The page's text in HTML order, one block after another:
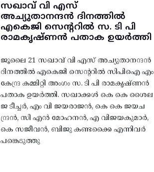
സഖാവ് വി എസ്
അച്യുതാനന്ദൻ ദിനത്തിൽ
എകെജി സെന്ററിൽ സ. ടി പി
രാമകൃഷ്‌ണൻ പതാക ഉയർത്തി
ജൂലൈ 21 സഖാവ് വി എസ് അച്യുതാനന്ദൻ
ദിനത്തിൽ എകെജി സെന്ററിൽ സിപിഐ എം
കേന്ദ്ര കമ്മിറ്റി അംഗം സ. ടി പി രാമകൃഷ്‌ണൻ
പതാക ഉയർത്തി. സഖാക്കൾ കെ കെ ശൈല
ജ ടീച്ചർ, എം വി ജയരാജൻ, കെ കെ ജയച
ന്ദ്രൻ, സി എൻ മോഹനൻ, എ വിജയകുമാർ,
കെ സജീവൻ, ബിജു കണ്ടക്കൈ എന്നിവർ
പങ്കെടുത്തു